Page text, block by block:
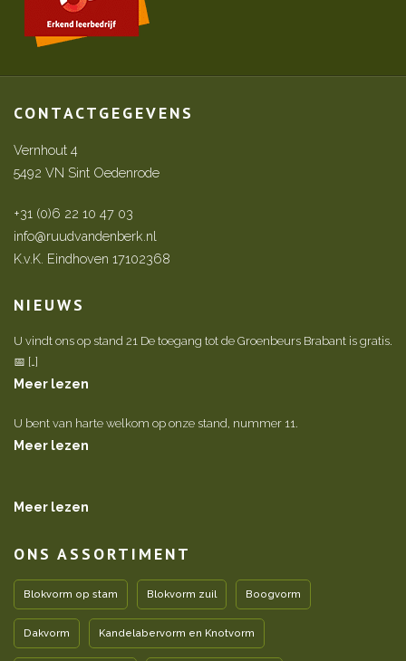
CONTACTGEGEVENS
Vernhout 4
5492 VN Sint Oedenrode
+31 (0)6 22 10 47 03
info@ruudvandenberk.nl
K.v.K. Eindhoven 17102368
NIEUWS
U vindt ons op stand 21 De toegang tot de Groenbeurs Brabant is gratis.
📅 […]
Meer lezen
U bent van harte welkom op onze stand, nummer 11.
Meer lezen
Meer lezen
ONS ASSORTIMENT
Blokvorm op stam Blokvorm zuil Boogvorm
Dakvorm Kandelabervorm en Knotvorm